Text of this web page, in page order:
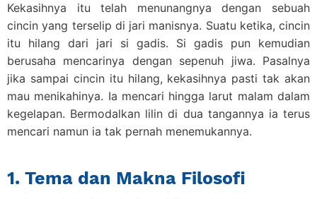
Kekasihnya itu telah menunangnya dengan sebuah
cincin yang terselip di jari manisnya. Suatu ketika, cincin
itu hilang dari jari si gadis. Si gadis pun kemudian
berusaha mencarinya dengan sepenuh jiwa. Pasalnya
jika sampai cincin itu hilang, kekasihnya pasti tak akan
mau menikahinya. Ia mencari hingga larut malam dalam
kegelapan. Bermodalkan lilin di dua tangannya ia terus
mencari namun ia tak pernah menemukannya.
1. Tema dan Makna Filosofi